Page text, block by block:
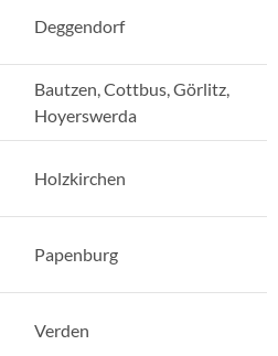
Deggendorf
Bautzen, Cottbus, Görlitz,
Hoyerswerda
Holzkirchen
Papenburg
Verden